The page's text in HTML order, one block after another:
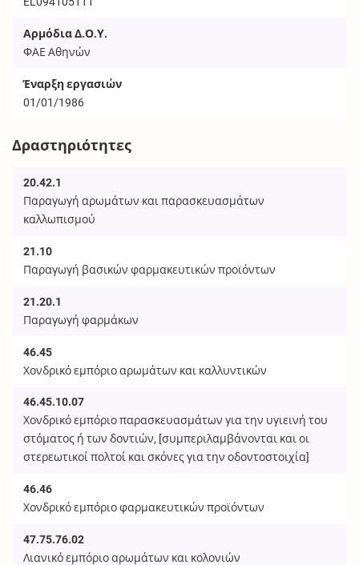
Αρμόδια Δ.Ο.Υ.
ΦΑΕ Αθηνών
Έναρξη εργασιών
01/01/1986
Δραστηριότητες
20.42.1
Παραγωγή αρωμάτων και παρασκευασμάτων
καλλωπισμού
21.10
Παραγωγή βασικών φαρμακευτικών προϊόντων
21.20.1
Παραγωγή φαρμάκων
46.45
Χονδρικό εμπόριο αρωμάτων και καλλυντικών
46.45.10.07
Χονδρικό εμπόριο παρασκευασμάτων για την υγιεινή του
στόματος ή των δοντιών, [συμπεριλαμβάνονται και οι
στερεωτικοί πολτοί και σκόνες για την οδοντοστοιχία]
46.46
Χονδρικό εμπόριο φαρμακευτικών προϊόντων
47.75.76.02
Λιανικό εμπόριο αρωμάτων και κολονιών